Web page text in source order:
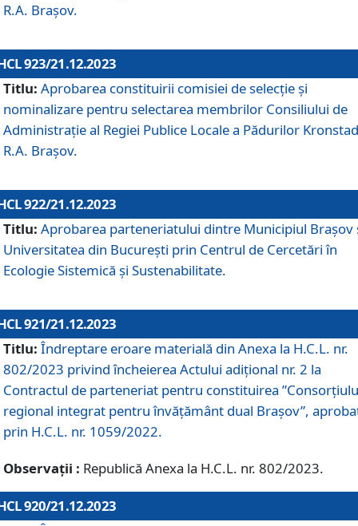
R.A. Brașov.
923/21.12.2023
Titlu: Aprobarea constituirii comisiei de selecție și
nominalizare pentru selectarea membrilor Consiliului de
Administrație al Regiei Publice Locale a Pădurilor
R.A. Brașov.
922/21.12.2023
Titlu: Aprobarea parteneriatului dintre Municipiul Brașov
Universitatea din București prin Centrul de Cercetări în
Ecologie Sistemică și Sustenabilitate.
921/21.12.2023
Titlu: Îndreptare eroare materială din Anexa la H.C.L. nr.
802/2023 privind încheierea Actului adițional nr. 2 la
Contractul de parteneriat pentru constituirea
regional integrat pentru învățământ dual Brașov”,
prin H.C.L. nr. 1059/2022.
Observații : Republică Anexa la H.C.L. nr. 802/2023.
920/21.12.2023